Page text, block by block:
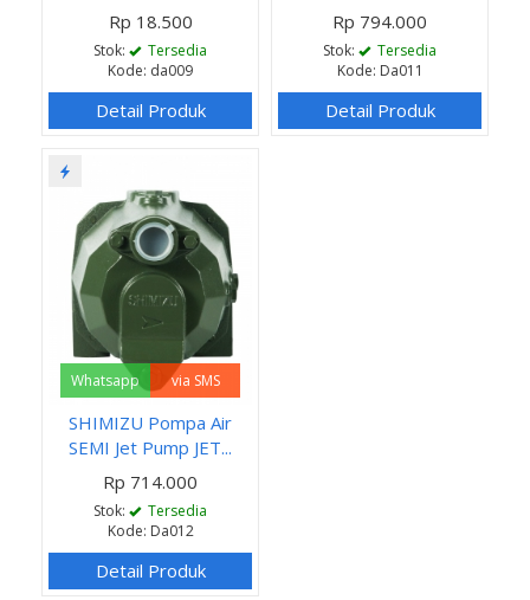
Rp 18.500
Stok:
Tersedia
Kode: da009
Detail Produk
Rp 794.000
Stok:
Tersedia
Kode: Da011
Detail Produk
Whatsapp via SMS
SHIMIZU Pompa Air
SEMI Jet Pump JET...
Rp 714.000
Stok:
Tersedia
Kode: Da012
Detail Produk